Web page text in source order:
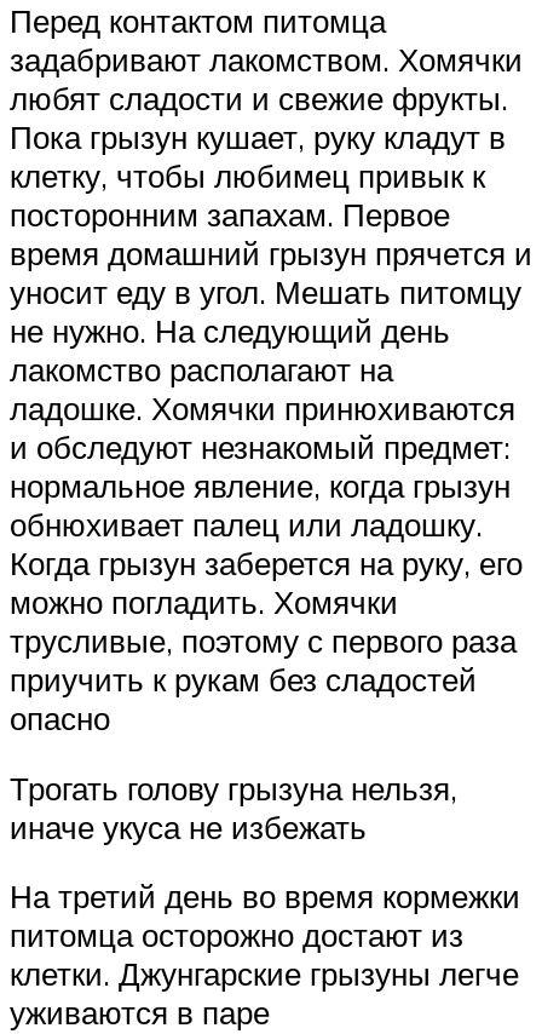
Перед контактом питомца
задабривают лакомством. Хомячки
любят сладости и свежие фрукты.
Пока грызун кушает, руку кладут в
клетку, чтобы любимец привык к
посторонним запахам. Первое
время домашний грызун прячется и
уносит еду в угол. Мешать питомцу
не нужно. На следующий день
лакомство располагают на
ладошке. Хомячки принюхиваются
и обследуют незнакомый предмет:
нормальное явление, когда грызун
обнюхивает палец или ладошку.
Когда грызун заберется на руку, его
можно погладить. Хомячки
трусливые, поэтому с первого раза
приучить к рукам без сладостей
опасно
Трогать голову грызуна нельзя,
иначе укуса не избежать
На третий день во время кормежки
питомца осторожно достают из
клетки. Джунгарские грызуны легче
уживаются в паре